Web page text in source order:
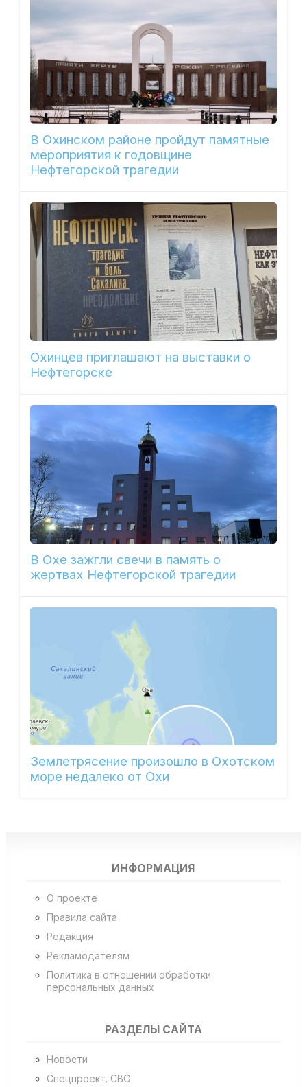
В Охинском районе пройдут памятные
мероприятия к годовщине
Нефтегорской трагедии
Охинцев приглашают на выставки о
Нефтегорске
В Охе зажгли свечи в память о
жертвах Нефтегорской трагедии
Землетрясение произошло в Охотском
море недалеко от Охи
ИНФОРМАЦИЯ
О проекте
Правила сайта
Редакция
Рекламодателям
Политика в отношении обработки
персональных данных
РАЗДЕЛЫ САЙТА
Новости
Спецпроект. СВО